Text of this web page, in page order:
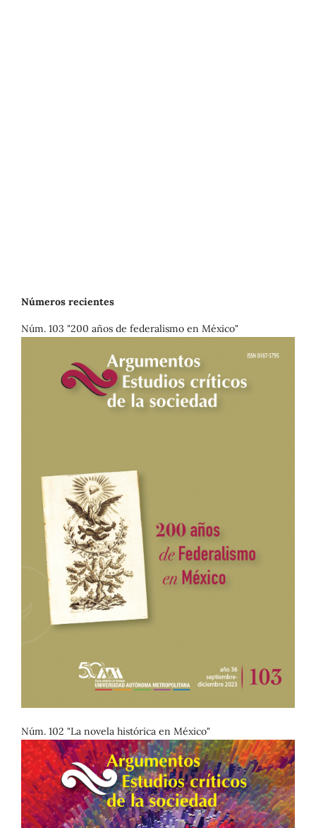
Números recientes
Núm. 103 "200 años de federalismo en México"
Núm. 102 "La novela histórica en México"